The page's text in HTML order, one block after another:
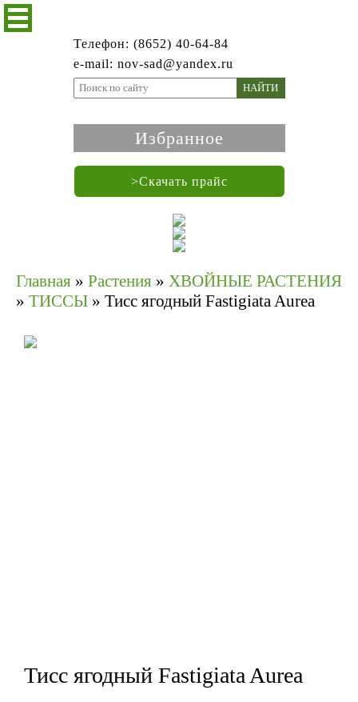
Телефон: (8652) 40-64-84
e-mail: nov-sad@yandex.ru
НАЙТИ
Избранное
>Скачать прайс
Главная » Растения » ХВОЙНЫЕ РАСТЕНИЯ
» ТИССЫ » Тисс ягодный Fastigiata Aurea
Тисс ягодный Fastigiata Aurea